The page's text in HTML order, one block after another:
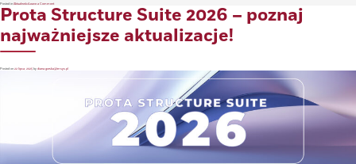
Posted in AktualnościLeave a Commenton
sam,
jak
zmieniamy
na
lepsze!
Prota Structure Suite 2026 – poznaj
najważniejsze aktualizacje!
Posted on 22 lipca, 2025 by diana.gorska@tmsys.pl